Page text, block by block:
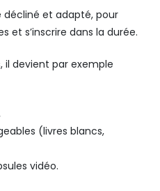
et adapté, pour
et s’inscrire dans la durée.
il devient par exemple
(livres blancs,
vidéo.